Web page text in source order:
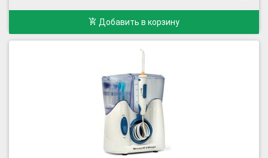
Добавить в корзину